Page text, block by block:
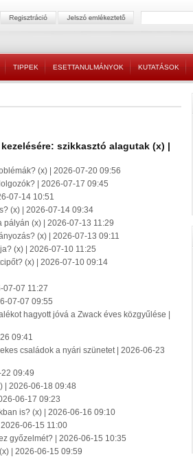
TIPPEK ESETTANULMÁNYOK KUTATÁSOK
szikkasztó alagutak (x) |
(x) | 2026-07-20 09:56
| 2026-07-17 09:45
07-14 10:51
(x) | 2026-07-14 09:34
pályán (x) | 2026-07-13 11:29
(x) | 2026-07-13 09:11
(x) | 2026-07-10 11:25
(x) | 2026-07-10 09:14
07-07 11:27
07-07 09:55
hagyott jóvá a Zwack éves közgyűlése |
09:41
családok a nyári szünetet | 2026-06-23
09:49
| 2026-06-18 09:48
06-17 09:23
is? (x) | 2026-06-16 09:10
06-15 11:00
győzelmét? | 2026-06-15 10:35
| 2026-06-15 09:59